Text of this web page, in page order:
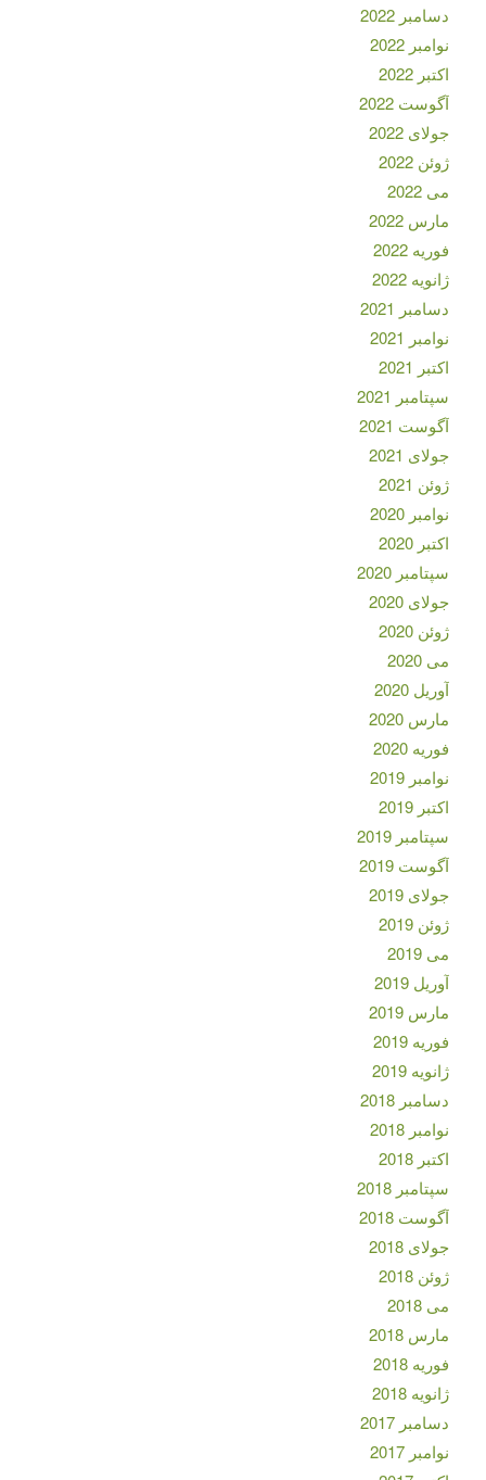
دسامبر 2022
نوامبر 2022
اکتبر 2022
آگوست 2022
جولای 2022
ژوئن 2022
می 2022
مارس 2022
فوریه 2022
ژانویه 2022
دسامبر 2021
نوامبر 2021
اکتبر 2021
سپتامبر 2021
آگوست 2021
جولای 2021
ژوئن 2021
نوامبر 2020
اکتبر 2020
سپتامبر 2020
جولای 2020
ژوئن 2020
می 2020
آوریل 2020
مارس 2020
فوریه 2020
نوامبر 2019
اکتبر 2019
سپتامبر 2019
آگوست 2019
جولای 2019
ژوئن 2019
می 2019
آوریل 2019
مارس 2019
فوریه 2019
ژانویه 2019
دسامبر 2018
نوامبر 2018
اکتبر 2018
سپتامبر 2018
آگوست 2018
جولای 2018
ژوئن 2018
می 2018
مارس 2018
فوریه 2018
ژانویه 2018
دسامبر 2017
نوامبر 2017